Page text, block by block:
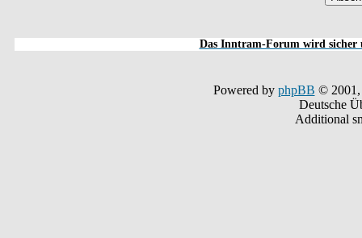
Das Inntram-Forum wird sicher
Powered by phpBB © 2001,
Deutsche
Additional